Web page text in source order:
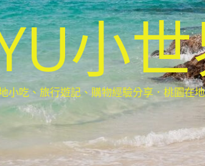
小
小吃、旅行遊記、購物經驗分享．桃園在